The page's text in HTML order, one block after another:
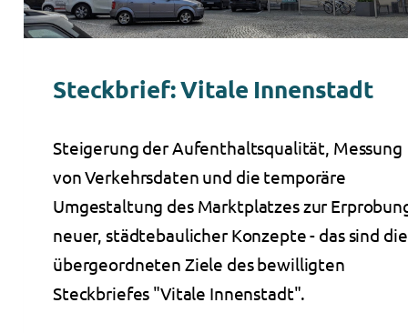
Steckbrief: Vitale Innenstadt
Steigerung der Aufenthaltsqualität, Messung
von Verkehrsdaten und die temporäre
Umgestaltung des Marktplatzes zur
neuer, städtebaulicher Konzepte - das sind die
übergeordneten Ziele des bewilligten
Steckbriefes "Vitale Innenstadt".